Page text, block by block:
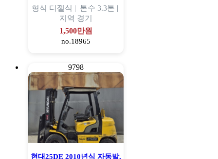
형식 디젤식 | 톤수 3.3톤 |
지역 경기
1,500만원
no.18965
9798
현대25DE 2010년식 자동발,